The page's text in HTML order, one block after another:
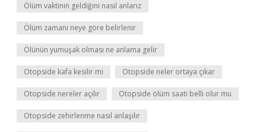
Ölüm vaktinin geldiğini nasıl anlarız
Ölüm zamanı neye göre belirlenir
Ölünün yumuşak olması ne anlama gelir
Otopside kafa kesilir mi Otopside neler ortaya çıkar
Otopside nereler açılır Otopside ölüm saati belli olur mu
Otopside zehirlenme nasıl anlaşılır